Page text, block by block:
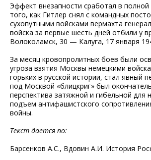
Эффект внезапности сработал в
того, как Гитлер снял с командных
сухопутными войсками вермахта
войска за первые шесть дней отбили у
Волоколамск, 30 — Калуга, 17 января
За месяц кровопролитных боев были
угроза взятия Москвы немецкими
горьких в русской истории, стал явный
под Москвой «блицкриг» был
перспектива затяжной и гибельной
подъем антифашистского
войны.
Текст дается по:
Барсенков А.С., Вдовин А.И. История